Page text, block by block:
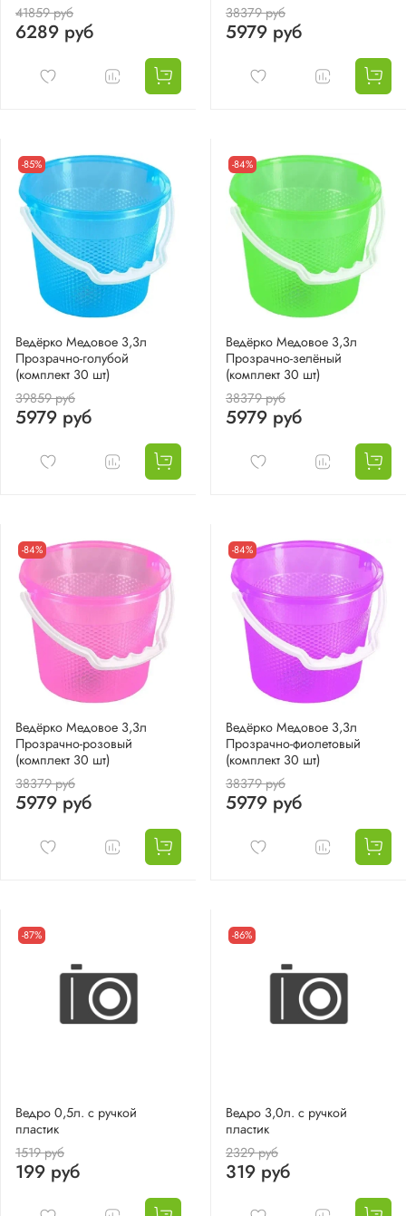
41859 руб
6289 руб
38379 руб
5979 руб
-85%
Ведёрко Медовое 3,3л
Прозрачно-голубой
(комплект 30 шт)
39859 руб
5979 руб
-84%
Ведёрко Медовое 3,3л
Прозрачно-зелёный
(комплект 30 шт)
38379 руб
5979 руб
-84%
Ведёрко Медовое 3,3л
Прозрачно-розовый
(комплект 30 шт)
38379 руб
5979 руб
-84%
Ведёрко Медовое 3,3л
Прозрачно-фиолетовый
(комплект 30 шт)
38379 руб
5979 руб
-87%
Ведро 0,5л. с ручкой
пластик
1519 руб
199 руб
-86%
Ведро 3,0л. с ручкой
пластик
2329 руб
319 руб